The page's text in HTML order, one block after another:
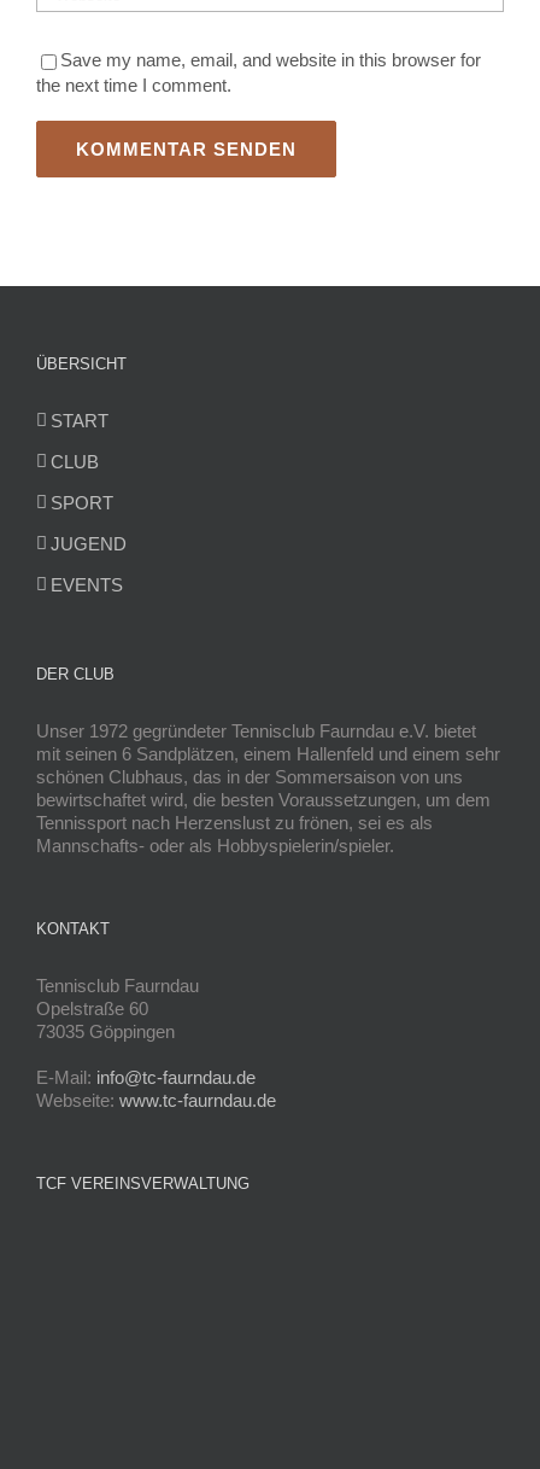
Save my name, email, and website in this browser for
the next time I comment.
ÜBERSICHT
START
CLUB
SPORT
JUGEND
EVENTS
DER CLUB
Unser 1972 gegründeter Tennisclub Faurndau e.V. bietet
mit seinen 6 Sandplätzen, einem Hallenfeld und einem sehr
schönen Clubhaus, das in der Sommersaison von uns
bewirtschaftet wird, die besten Voraussetzungen, um dem
Tennissport nach Herzenslust zu frönen, sei es als
Mannschafts- oder als Hobbyspielerin/spieler.
KONTAKT
Tennisclub Faurndau
Opelstraße 60
73035 Göppingen
E-Mail: info@tc-faurndau.de
Webseite: www.tc-faurndau.de
TCF VEREINSVERWALTUNG